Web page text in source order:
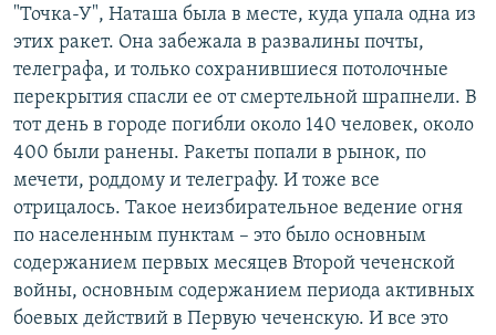
"Точка-У", Наташа была в месте, куда упала одна из
этих ракет. Она забежала в развалины почты,
телеграфа, и только сохранившиеся потолочные
перекрытия спасли ее от смертельной шрапнели. В
тот день в городе погибли около 140 человек, около
400 были ранены. Ракеты попали в рынок, по
мечети, роддому и телеграфу. И тоже все
отрицалось. Такое неизбирательное ведение огня
по населенным пунктам – это было основным
содержанием первых месяцев Второй чеченской
войны, основным содержанием периода активных
боевых действий в Первую чеченскую. И все это